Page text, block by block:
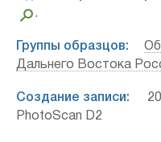
.
Группы образцов:
Дальнего Востока
Создание записи:
PhotoScan D2